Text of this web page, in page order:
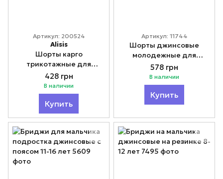
Артикул: 200524
Alisis
Шорты карго
трикотажные для
мальчика Модно 146-164
428 грн
В наличии
Купить
Артикул: 11744
Шорты джинсовые
молодежные для
мальчика широкие 158-
178
578 грн
В наличии
Купить